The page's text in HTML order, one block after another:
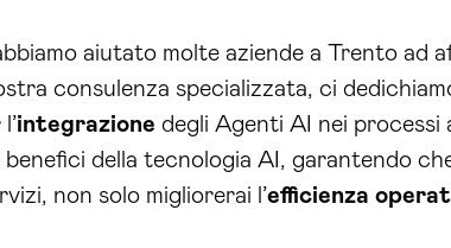
aiutato molte aziende a Trento ad
consulenza specializzata, ci
integrazione degli Agenti AI nei processi
della tecnologia AI, garantendo
non solo migliorerai l’efficienza